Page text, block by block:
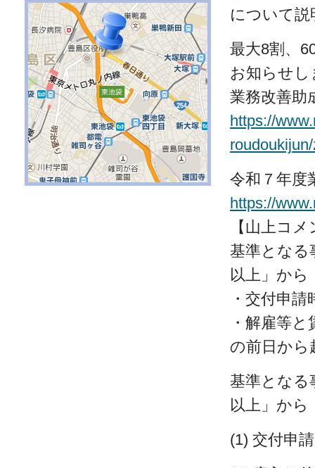
について
最大8割、
お知らせし
業務改善助
https://
令和７年度
https://
【山上コ
基準となる
以上」から
・交付申
・解雇等
の前日から
基準となる
以上」から
(1) 交付申